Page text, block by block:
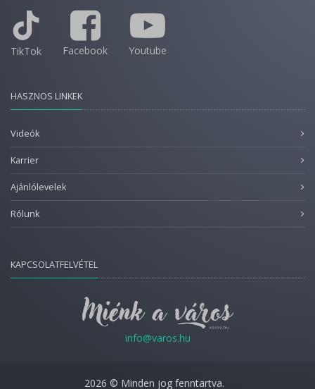
TikTok Facebook Youtube
HASZNOS LINKEK
Videók
Karrier
Ajánlólevelek
Rólunk
KAPCSOLATFELVÉTEL
info@varos.hu
2026 © Minden jog fenntartva.